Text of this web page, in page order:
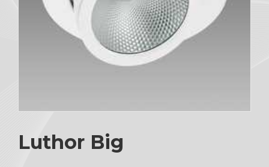
Luthor Big